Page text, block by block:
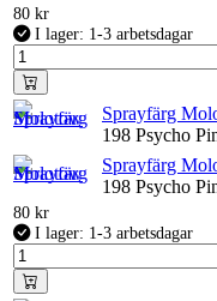
80 kr
I lager: 1-3 arbetsdagar
Sprayfärg
198 Psycho
Sprayfärg
198 Psycho
80 kr
I lager: 1-3 arbetsdagar